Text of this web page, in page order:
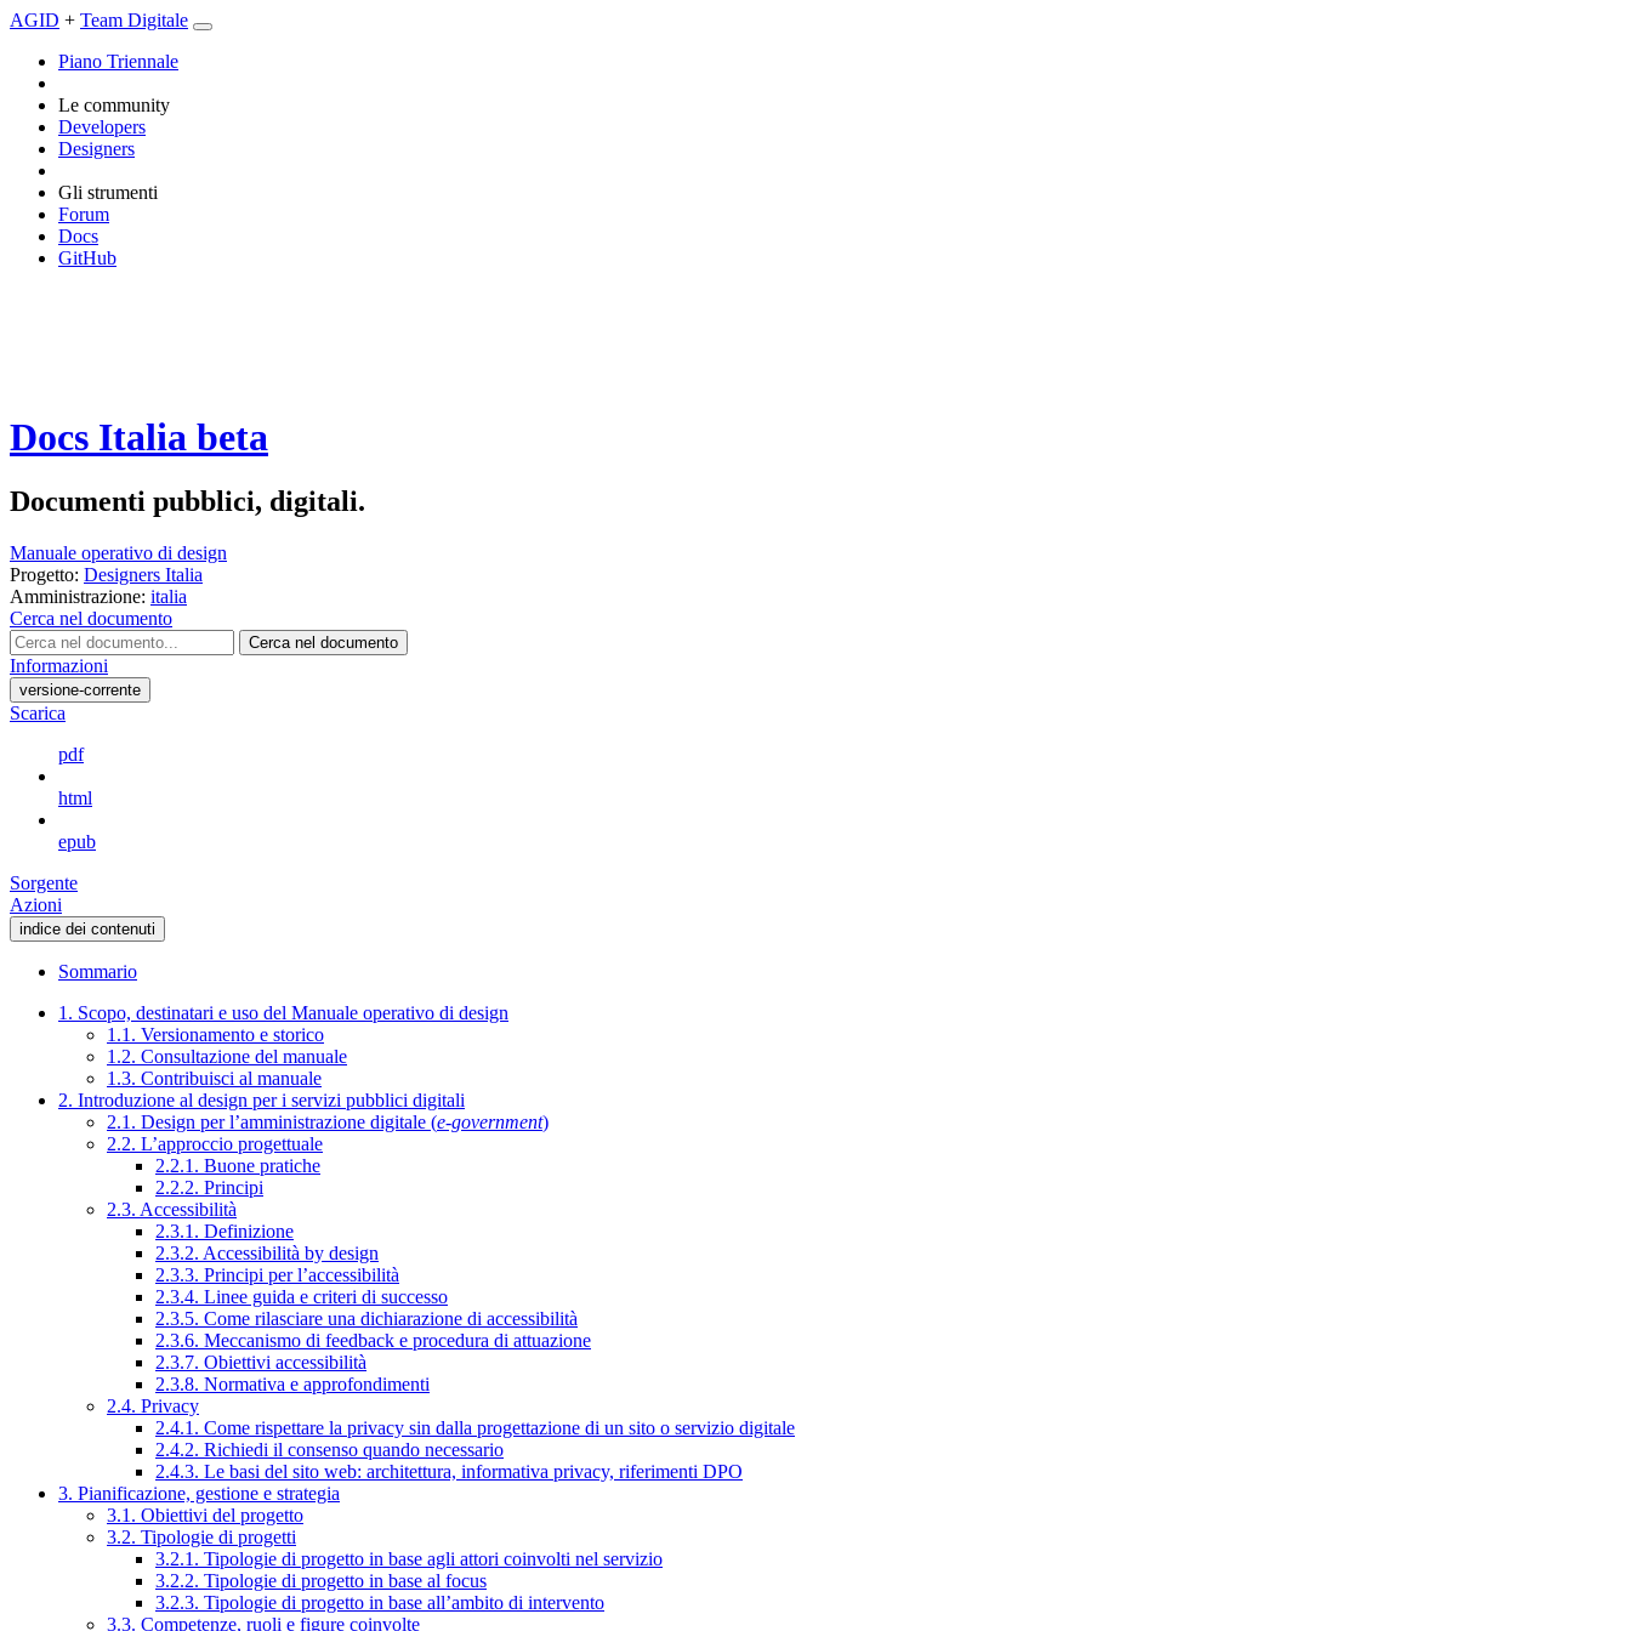
AGID + Team Digitale
Piano Triennale
Le community
Developers
Designers
Gli strumenti
Forum
Docs
GitHub
Docs Italia beta
Documenti pubblici, digitali.
Manuale operativo di design
Progetto: Designers Italia
Amministrazione: italia
Cerca nel documento
Cerca nel documento
Informazioni
versione-corrente
Scarica
pdf
html
epub
Sorgente
Azioni
indice dei contenuti
Sommario
1. Scopo, destinatari e uso del Manuale operativo di design
1.1. Versionamento e storico
1.2. Consultazione del manuale
1.3. Contribuisci al manuale
2. Introduzione al design per i servizi pubblici digitali
2.1. Design per l’amministrazione digitale (e-government)
2.2. L’approccio progettuale
2.2.1. Buone pratiche
2.2.2. Principi
2.3. Accessibilità
2.3.1. Definizione
2.3.2. Accessibilità by design
2.3.3. Principi per l’accessibilità
2.3.4. Linee guida e criteri di successo
2.3.5. Come rilasciare una dichiarazione di accessibilità
2.3.6. Meccanismo di feedback e procedura di attuazione
2.3.7. Obiettivi accessibilità
2.3.8. Normativa e approfondimenti
2.4. Privacy
2.4.1. Come rispettare la privacy sin dalla progettazione di un sito o servizio digitale
2.4.2. Richiedi il consenso quando necessario
2.4.3. Le basi del sito web: architettura, informativa privacy, riferimenti DPO
3. Pianificazione, gestione e strategia
3.1. Obiettivi del progetto
3.2. Tipologie di progetti
3.2.1. Tipologie di progetto in base agli attori coinvolti nel servizio
3.2.2. Tipologie di progetto in base al focus
3.2.3. Tipologie di progetto in base all’ambito di intervento
3.3. Competenze, ruoli e figure coinvolte